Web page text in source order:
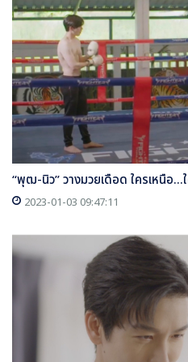
“พุฒ-นิว” วางมวยเดือด ใครเหนือ
2023-01-03 09:47:11